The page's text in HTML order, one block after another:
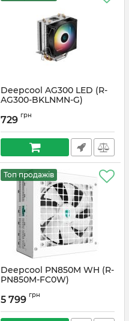
Deepcool AG300 LED (R-
AG300-BKLNMN-G)
729 грн
Топ продажів
Deepcool PN850M WH (R-
PN850M-FC0W)
5 799 грн